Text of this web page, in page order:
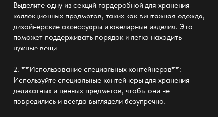
Выделите одну из секций гардеробной для хранения
коллекционных предметов, таких как винтажная одежда,
дизайнерские аксессуары и ювелирные изделия. Это
поможет поддерживать порядок и легко находить
нужные вещи.
2. **Использование специальных контейнеров**:
Используйте специальные контейнеры для хранения
деликатных и ценных предметов, чтобы они не
повредились и всегда выглядели безупречно.